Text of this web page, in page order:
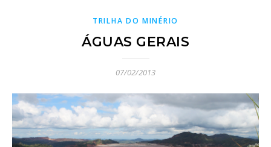
TRILHA DO MINÉRIO
ÁGUAS GERAIS
07/02/2013